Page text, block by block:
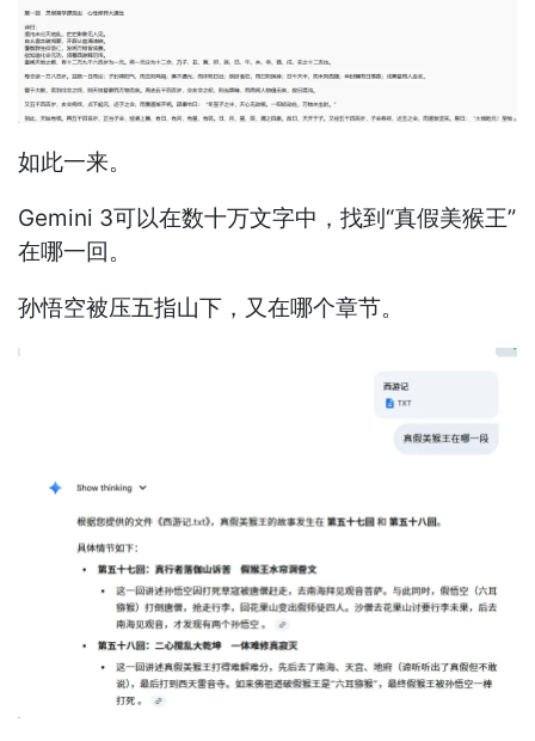
如此一来。
Gemini 3可以在数十万文字中，找到“真假美猴王”
在哪一回。
孙悟空被压五指山下，又在哪个章节。